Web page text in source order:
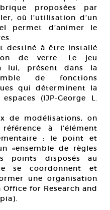
proposées par
où l’utilisation d’un
permet d’animer le
destiné à être installé
de verre. Le jeu
lui, présent dans la
de fonctions
qui déterminent la
(IJP-George L.
de modélisations, on
à l’élément
: le point et
«ensemble de règles
points disposés au
se coordonnent et
une organisation
Office for Research and